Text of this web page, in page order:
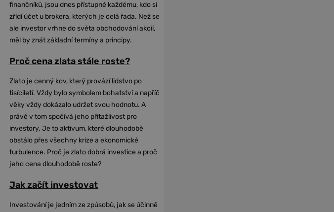
finančníků, jsou dnes přístupné každému, kdo si
zřídí účet u brokera, kterých je celá řada. Než se
ale investor vrhne do světa obchodování akcií,
měl by znát základní termíny a principy.
Proč cena zlata stále roste?
Zlato je cenný kov, který provází lidstvo po
tisíciletí. Vždy bylo symbolem bohatství a napříč
věky vždy dokázalo udržet svou hodnotu. A
právě v tom spočívá jeho přitažlivost pro
investory. Je to aktivum, které dlouhodobě
obstálo přes všechny krize a ekonomické
turbulence. Proč je zlato dobrá investice a proč
jeho cena dlouhodobě roste?
Jak začít investovat
Investování je jedním ze způsobů, jak se účinně